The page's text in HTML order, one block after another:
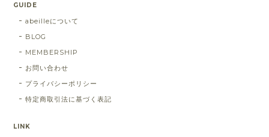
GUIDE
abeilleについて
BLOG
MEMBERSHIP
お問い合わせ
プライバシーポリシー
特定商取引法に基づく表記
LINK